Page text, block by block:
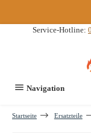
Service-Hotline:
Navigation
Startseite Ersatzteile